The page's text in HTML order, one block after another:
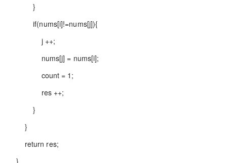
}
if(nums[i]!=nums[j]){
j ++;
nums[j] = nums[i];
count = 1;
res ++;
}
}
return res;
}